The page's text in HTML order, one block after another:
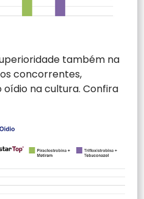
também na
concorrentes,
na cultura. Confira